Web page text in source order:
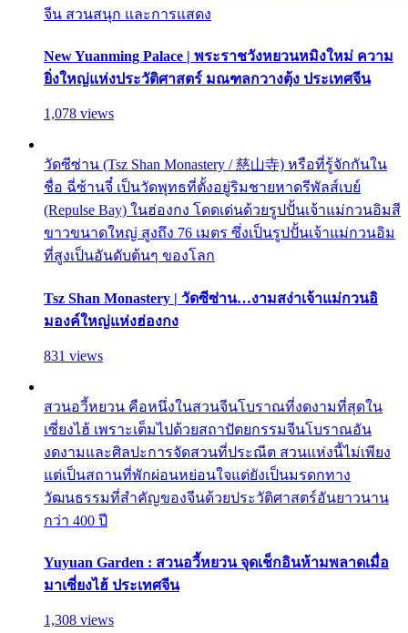
จีน สวนสนุก และการแสดง
New Yuanming Palace | พระราชวังหยวนหมิงใหม่ ความ
ยิ่งใหญ่แห่งประวัติศาสตร์ มณฑลกวางตุ้ง ประเทศจีน
1,078 views
วัดซีซ่าน (Tsz Shan Monastery / 慈山寺) หรือที่รู้จักกันใน
ชื่อ ฉี่ซ้านจี๋ เป็นวัดพุทธที่ตั้งอยู่ริมชายหาดรีพัลส์เบย์
(Repulse Bay) ในฮ่องกง โดดเด่นด้วยรูปปั้นเจ้าแม่กวนอิมสี
ขาวขนาดใหญ่ สูงถึง 76 เมตร ซึ่งเป็นรูปปั้นเจ้าแม่กวนอิม
ที่สูงเป็นอันดับต้นๆ ของโลก
Tsz Shan Monastery | วัดซีซ่าน…งามสง่าเจ้าแม่กวนอิ
มองค์ใหญ่แห่งฮ่องกง
831 views
สวนอวี้หยวน คือหนึ่งในสวนจีนโบราณที่งดงามที่สุดใน
เซี่ยงไฮ้ เพราะเต็มไปด้วยสถาปัตยกรรมจีนโบราณอัน
งดงามและศิลปะการจัดสวนที่ประณีต สวนแห่งนี้ไม่เพียง
แต่เป็นสถานที่พักผ่อนหย่อนใจแต่ยังเป็นมรดกทาง
วัฒนธรรมที่สำคัญของจีนด้วยประวัติศาสตร์อันยาวนาน
กว่า 400 ปี
Yuyuan Garden : สวนอวี้หยวน จุดเช็กอินห้ามพลาดเมื่อ
มาเซี่ยงไฮ้ ประเทศจีน
1,308 views